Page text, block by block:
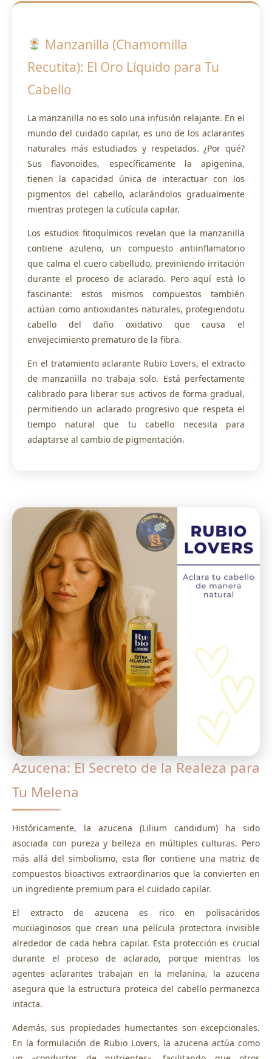
Manzanilla (Chamomilla
Recutita): El Oro Líquido para Tu
Cabello
La manzanilla no es solo una infusión relajante. En el
mundo del cuidado capilar, es uno de los aclarantes
naturales más estudiados y respetados. ¿Por qué?
Sus flavonoides, específicamente la apigenina,
tienen la capacidad única de interactuar con los
pigmentos del cabello, aclarándolos gradualmente
mientras protegen la cutícula capilar.
Los estudios fitoquímicos revelan que la manzanilla
contiene azuleno, un compuesto antiinflamatorio
que calma el cuero cabelludo, previniendo irritación
durante el proceso de aclarado. Pero aquí está lo
fascinante: estos mismos compuestos también
actúan como antioxidantes naturales, protegiendotu
cabello del daño oxidativo que causa el
envejecimiento prematuro de la fibra.
En el tratamiento aclarante Rubio Lovers, el extracto
de manzanilla no trabaja solo. Está perfectamente
calibrado para liberar sus activos de forma gradual,
permitiendo un aclarado progresivo que respeta el
tiempo natural que tu cabello necesita para
adaptarse al cambio de pigmentación.
Azucena: El Secreto de la Realeza para
Tu Melena
Históricamente, la azucena (Lilium candidum) ha sido
asociada con pureza y belleza en múltiples culturas. Pero
más allá del simbolismo, esta flor contiene una matriz de
compuestos bioactivos extraordinarios que la convierten en
un ingrediente premium para el cuidado capilar.
El extracto de azucena es rico en polisacáridos
mucilaginosos que crean una película protectora invisible
alrededor de cada hebra capilar. Esta protección es crucial
durante el proceso de aclarado, porque mientras los
agentes aclarantes trabajan en la melanina, la azucena
asegura que la estructura proteica del cabello permanezca
intacta.
Además, sus propiedades humectantes son excepcionales.
En la formulación de Rubio Lovers, la azucena actúa como